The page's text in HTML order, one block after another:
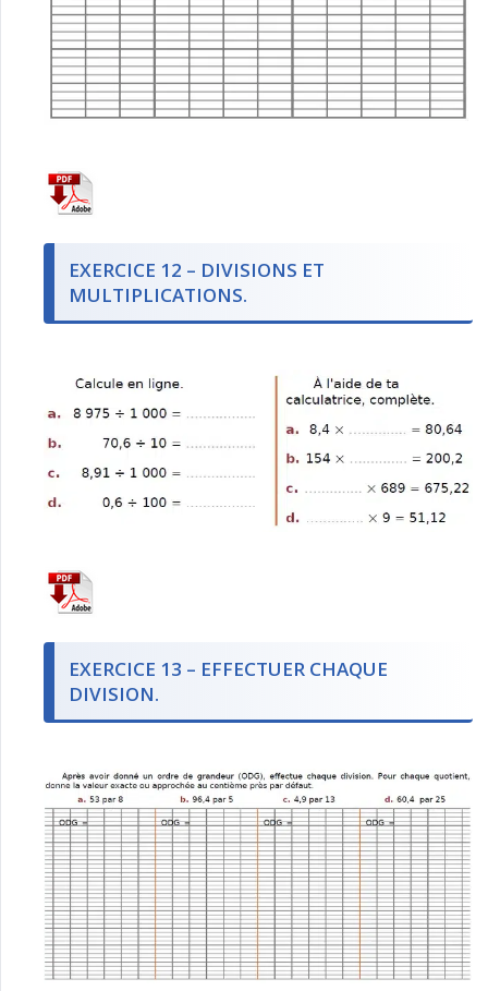
EXERCICE 12 – DIVISIONS ET
MULTIPLICATIONS.
EXERCICE 13 – EFFECTUER CHAQUE
DIVISION.